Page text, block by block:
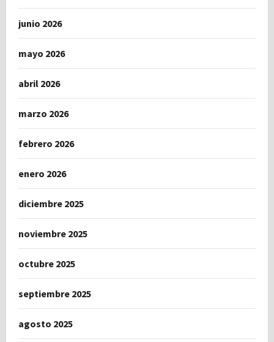
junio 2026
mayo 2026
abril 2026
marzo 2026
febrero 2026
enero 2026
diciembre 2025
noviembre 2025
octubre 2025
septiembre 2025
agosto 2025